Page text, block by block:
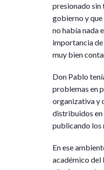
presionado sin
gobierno y que
no había nada
importancia
muy bien
Don Pablo
problemas en
organizativa y
distribuidos en
publicando los
En ese
académico del